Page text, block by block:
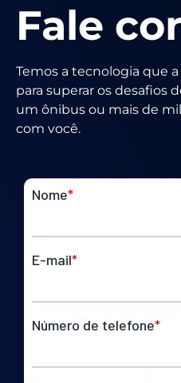
Fale
Temos a tecnologia que
para superar os desafios
um ônibus ou mais de
com você.